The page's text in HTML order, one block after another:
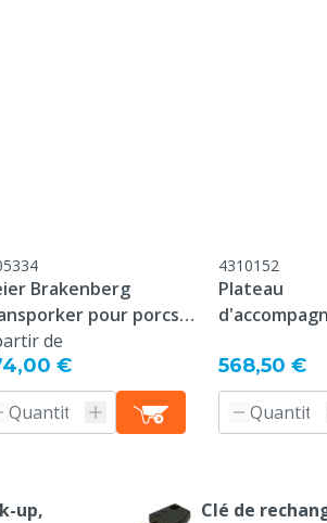
Porcs à l'engrais
Brakenberg
pour porcs
de
€
4310152
Plateau
568,50 €
up,
Clé de